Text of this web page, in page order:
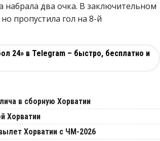
набрала два очка. В заключительном
пропустила гол на 8-й
24» в Telegram – быстро, бесплатно и
в сборную Хорватии
Хорватии
Хорватии с ЧМ-2026